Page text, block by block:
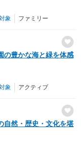
象 ファミリー
の豊かな海と緑を体感
象 アクティブ
自然・歴史・文化を堪